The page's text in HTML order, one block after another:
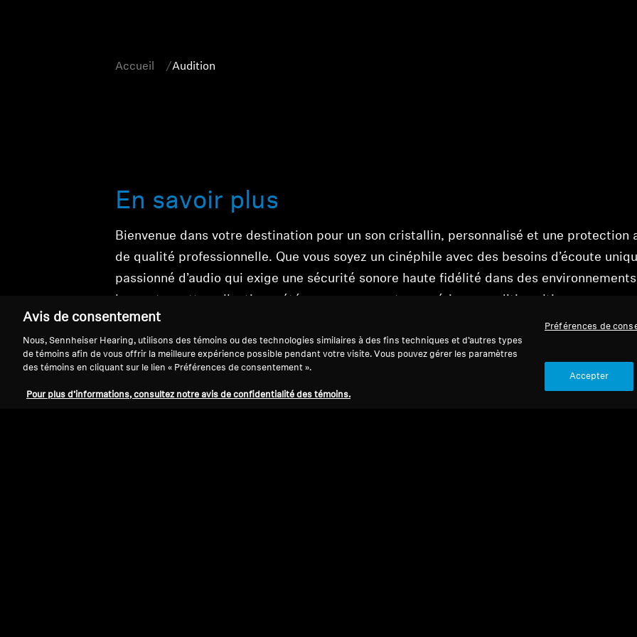
Accueil Audition
En savoir plus
Bienvenue dans votre destination pour un son cristallin, personnalisé et une protection
de qualité professionnelle. Que vous soyez un cinéphile avec des besoins d’écoute
passionné d’audio qui exige une sécurité sonore haute fidélité dans des environnements
Avis de consentement
Nous, Sennheiser Hearing, utilisons des témoins ou des technologies similaires à des fins techniques et d’autres types
de témoins afin de vous offrir la meilleure expérience possible pendant votre visite. Vous pouvez gérer les paramètres
des témoins en cliquant sur le lien « Préférences de consentement ».
Pour plus d’informations, consultez notre avis de confidentialité des témoins.
Préférences de
Accepter